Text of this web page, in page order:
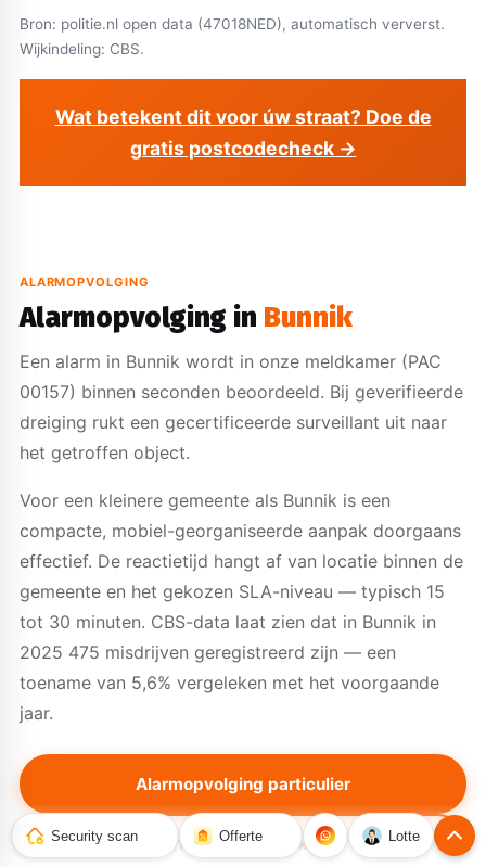
Bron: politie.nl open data (47018NED), automatisch ververst.
Wijkindeling: CBS.
Wat betekent dit voor úw straat? Doe de
gratis postcodecheck →
ALARMOPVOLGING
Alarmopvolging in Bunnik
Een alarm in Bunnik wordt in onze meldkamer (PAC
00157) binnen seconden beoordeeld. Bij geverifieerde
dreiging rukt een gecertificeerde surveillant uit naar
het getroffen object.
Voor een kleinere gemeente als Bunnik is een
compacte, mobiel-georganiseerde aanpak doorgaans
effectief. De reactietijd hangt af van locatie binnen de
gemeente en het gekozen SLA-niveau — typisch 15
tot 30 minuten. CBS-data laat zien dat in Bunnik in
2025 475 misdrijven geregistreerd zijn — een
toename van 5,6% vergeleken met het voorgaande
jaar.
Alarmopvolging particulier
Alarmopvolging zakelijk
Security scan Offerte Lotte